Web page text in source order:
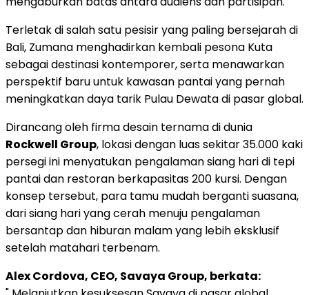
Terletak di salah satu pesisir yang paling bersejarah di
Bali, Zumana menghadirkan kembali pesona Kuta
sebagai destinasi kontemporer, serta menawarkan
perspektif baru untuk kawasan pantai yang pernah
meningkatkan daya tarik Pulau Dewata di pasar global.
Dirancang oleh firma desain ternama di dunia
Rockwell Group, lokasi dengan luas sekitar 35.000 kaki
persegi ini menyatukan pengalaman siang hari di tepi
pantai dan restoran berkapasitas 200 kursi. Dengan
konsep tersebut, para tamu mudah berganti suasana,
dari siang hari yang cerah menuju pengalaman
bersantap dan hiburan malam yang lebih eksklusif
setelah matahari terbenam.
Alex Cordova, CEO, Savaya Group, berkata: